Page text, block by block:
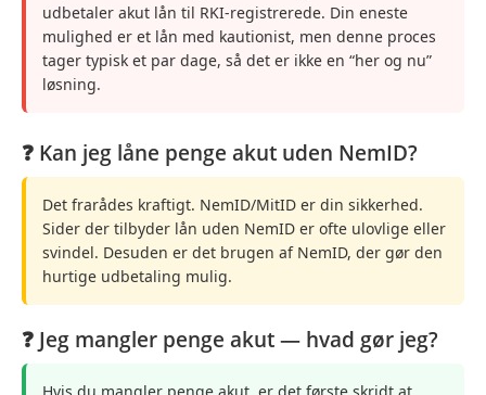
udbetaler akut lån til RKI-registrerede. Din eneste
mulighed er et lån med kautionist, men denne proces
tager typisk et par dage, så det er ikke en “her og nu”
løsning.
❓ Kan jeg låne penge akut uden NemID?
Det frarådes kraftigt. NemID/MitID er din sikkerhed.
Sider der tilbyder lån uden NemID er ofte ulovlige eller
svindel. Desuden er det brugen af NemID, der gør den
hurtige udbetaling mulig.
❓ Jeg mangler penge akut — hvad gør jeg?